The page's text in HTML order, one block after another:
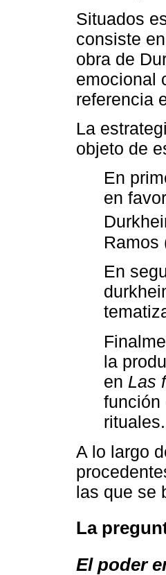
Situados
consiste
obra de
emocional
referencia
La
objeto de
En
en
Ramos
En
la
en Las
función
rituales.
A lo largo
las que se
La
El poder